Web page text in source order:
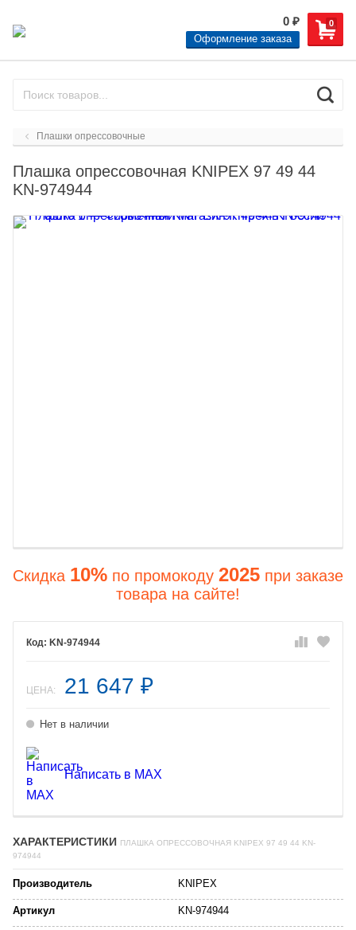
0
0 ₽
Оформление заказа
Плашки опрессовочные
Плашка опрессовочная KNIPEX 97 49 44
KN-974944
Скидка 10% по промокоду 2025 при заказе
товара на сайте!
KN-974944
ЦЕНА: 21 647 ₽
Нет в наличии
Написать в MAX
ХАРАКТЕРИСТИКИ ПЛАШКА ОПРЕССОВОЧНАЯ KNIPEX 97 49 44 KN-
974944
Производитель KNIPEX
Артикул KN-974944